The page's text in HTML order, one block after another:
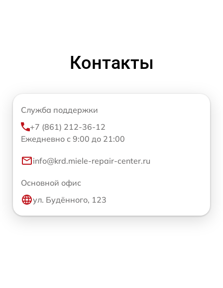
Контакты
Служба поддержки
+7 (861) 212-36-12
Ежедневно с 9:00 до 21:00
info@krd.miele-repair-center.ru
Основной офис
ул. Будённого, 123